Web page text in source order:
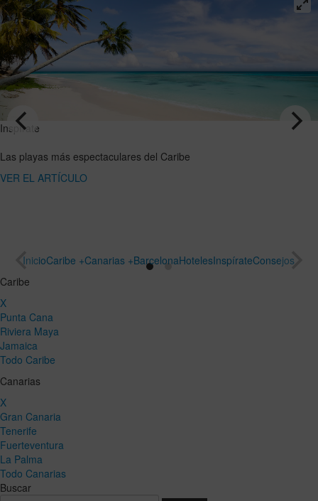
Inspírate
VER EL
miel en
ideal para
InicioCaribe +Canarias +BarcelonaHotelesInspírateConsejos
Caribe
X
Punta Cana
Riviera Maya
Jamaica
Todo Caribe
Canarias
X
Gran Canaria
Tenerife
Fuerteventura
La Palma
Todo Canarias
Buscar